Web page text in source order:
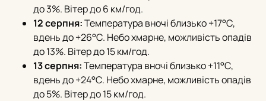
до 3%. Вітер до 6 км/год.
12 серпня:Температура вночі близько +17°С,
вдень до +26°С. Небо хмарне, можливість опадів
до 13%. Вітер до 15 км/год.
13 серпня:Температура вночі близько +11°С,
вдень до +24°С. Небо хмарне, можливість опадів
до 5%. Вітер до 15 км/год.